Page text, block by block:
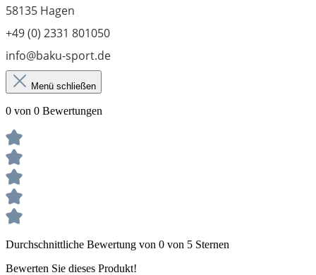
58135 Hagen
+49 (0) 2331 801050
info@baku-sport.de
Menü schließen
0 von 0 Bewertungen
Durchschnittliche Bewertung von 0 von 5 Sternen
Bewerten Sie dieses Produkt!